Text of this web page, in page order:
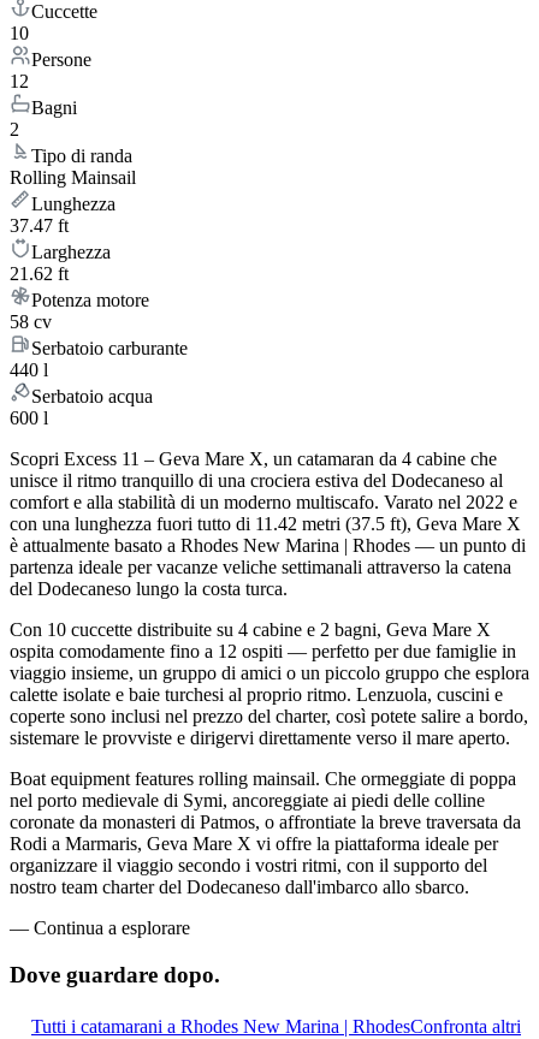
Cuccette
10
Persone
12
Bagni
2
Tipo di randa
Rolling Mainsail
Lunghezza
37.47 ft
Larghezza
21.62 ft
Potenza motore
58 cv
Serbatoio carburante
440 l
Serbatoio acqua
600 l
Scopri Excess 11 – Geva Mare X, un catamaran da 4 cabine che
unisce il ritmo tranquillo di una crociera estiva del Dodecaneso al
comfort e alla stabilità di un moderno multiscafo. Varato nel 2022 e
con una lunghezza fuori tutto di 11.42 metri (37.5 ft), Geva Mare X
è attualmente basato a Rhodes New Marina | Rhodes — un punto di
partenza ideale per vacanze veliche settimanali attraverso la catena
del Dodecaneso lungo la costa turca.
Con 10 cuccette distribuite su 4 cabine e 2 bagni, Geva Mare X
ospita comodamente fino a 12 ospiti — perfetto per due famiglie in
viaggio insieme, un gruppo di amici o un piccolo gruppo che esplora
calette isolate e baie turchesi al proprio ritmo. Lenzuola, cuscini e
coperte sono inclusi nel prezzo del charter, così potete salire a bordo,
sistemare le provviste e dirigervi direttamente verso il mare aperto.
Boat equipment features rolling mainsail. Che ormeggiate di poppa
nel porto medievale di Symi, ancoreggiate ai piedi delle colline
coronate da monasteri di Patmos, o affrontiate la breve traversata da
Rodi a Marmaris, Geva Mare X vi offre la piattaforma ideale per
organizzare il viaggio secondo i vostri ritmi, con il supporto del
nostro team charter del Dodecaneso dall'imbarco allo sbarco.
— Continua a esplorare
Dove guardare dopo.
Tutti i catamarani a Rhodes New Marina | RhodesConfronta altri